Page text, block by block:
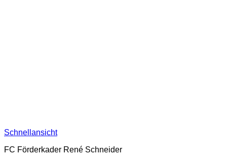
Schnellansicht
FC Förderkader René Schneider